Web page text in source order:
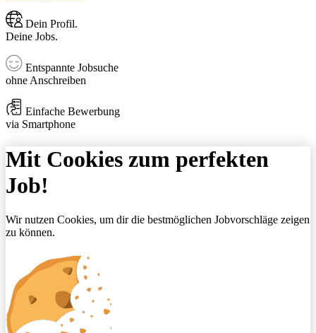
Dein Profil.
Deine Jobs.
Entspannte Jobsuche
ohne Anschreiben
Einfache Bewerbung
via Smartphone
Mit Cookies zum perfekten
Job!
Wir nutzen Cookies, um dir die bestmöglichen Jobvorschläge zeigen
zu können.